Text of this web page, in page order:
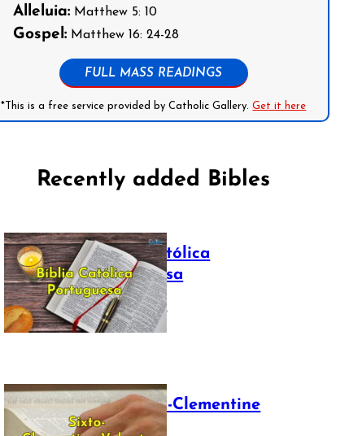
Alleluia:Matthew 5: 10
Gospel:Matthew 16: 24-28
FULL MASS READINGS
*This is a free service provided by Catholic Gallery.Get it here
Recently added Bibles
Bíblia Católica
Portuguesa
July 16, 2025
The Sixto-Clementine
Vulgate